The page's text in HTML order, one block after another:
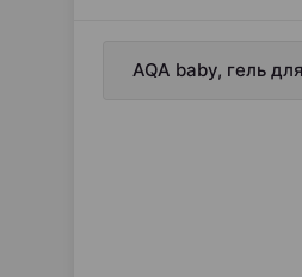
AQA baby, гель